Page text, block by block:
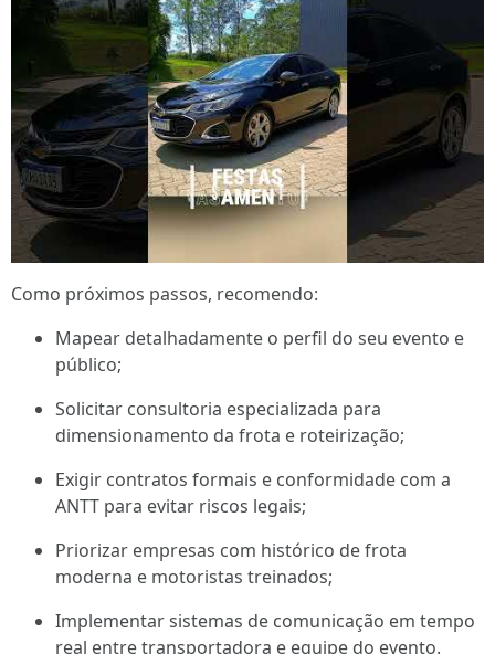
Como próximos passos, recomendo:
Mapear detalhadamente o perfil do seu evento e
público;
Solicitar consultoria especializada para
dimensionamento da frota e roteirização;
Exigir contratos formais e conformidade com a
ANTT para evitar riscos legais;
Priorizar empresas com histórico de frota
moderna e motoristas treinados;
Implementar sistemas de comunicação em tempo
real entre transportadora e equipe do evento.